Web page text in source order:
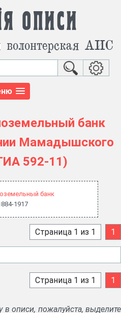
описи
АИС
банк
Мамадышского
592-11)
банк
1917
Страница 1 из 1 1
Страница 1 из 1 1
описи, пожалуйста, выделите